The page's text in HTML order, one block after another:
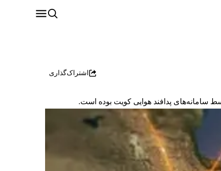
اشتراک‌گذاری
سامانه‌های پدافند هوایی کویت بوده است.